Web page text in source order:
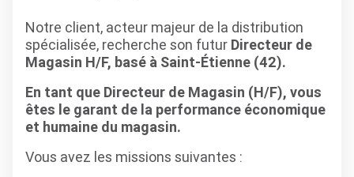
Notre client, acteur majeur de la distribution
spécialisée, recherche son futur Directeur de
Magasin H/F, basé à Saint-Étienne (42).
En tant que Directeur de Magasin (H/F), vous
êtes le garant de la performance économique
et humaine du magasin.
Vous avez les missions suivantes :